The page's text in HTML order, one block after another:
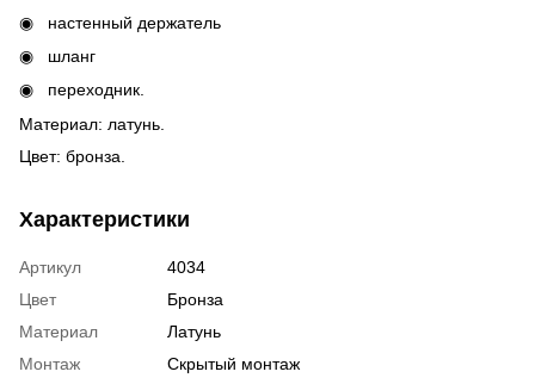
настенный держатель
шланг
переходник.
Материал: латунь.
Цвет: бронза.
Характеристики
Артикул
4034
Цвет
Бронза
Материал
Латунь
Монтаж
Скрытый монтаж